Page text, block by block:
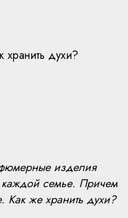
хранить духи?
изделия
каждой семье. Причем
Как же хранить духи?